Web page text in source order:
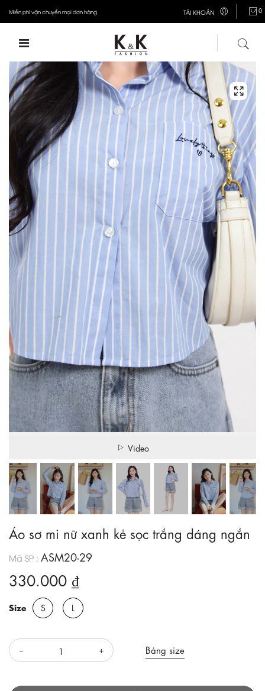
Miễn phí vận chuyển mọi đơn hàng TÀI KHOẢN 0
Video
Áo sơ mi nữ xanh kẻ sọc trắng dáng ngắn
Mã SP : ASM20-29
330.000 ₫
Size S L
Bảng size